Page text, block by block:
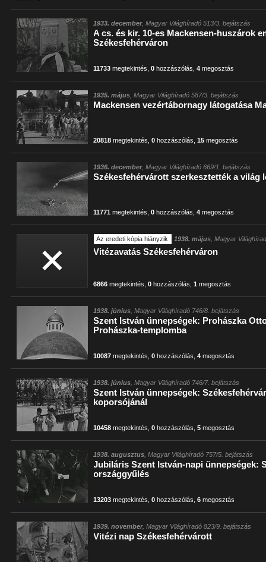
1933. december, Magyar Világhíradó 513/3. bejátszás
A cs. és kir. 10-es Mackensen-huszárok
Székesfehérváron
11733 megtekintés ,0 hozzászólás ,4 megosztás
1935. május , Magyar Világhíradó 587/3. bejátszás
Mackensen vezértábornagy látogatása
20818 megtekintés ,0 hozzászólás ,15 megosztás
1936. december, Magyar Világhíradó 669/1. bejátszás
Székesfehérvárott szerkesztették a világ
11771 megtekintés ,0 hozzászólás ,4 megosztás
Az eredeti kópia hiányzik 1938. május , Magyar
Vitézavatás Székesfehérváron
6866 megtekintés ,0 hozzászólás ,1 megosztás
1938. június , Magyar Világhíradó 746/8. bejátszás
Szent István ünnepségek: Prohászka
Prohászka-templomba
10087 megtekintés ,0 hozzászólás ,4 megosztás
1938. június , Magyar Világhíradó 746/7. bejátszás
Szent István ünnepségek:
koporsójánál
10458 megtekintés ,0 hozzászólás ,5 megosztás
1938. augusztus , Magyar Világhíradó 757/5. bejátszás
Jubiláris Szent István-napi ünnepségek:
országgyűlés
13203 megtekintés ,0 hozzászólás ,6 megosztás
1939. november, Magyar Világhíradó 823/9. bejátszás
Vitézi nap Székesfehérvárott